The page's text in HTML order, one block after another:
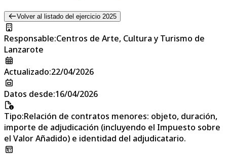
Volver al listado del ejercicio 2025
Responsable:Centros de Arte, Cultura y Turismo de
Lanzarote
Actualizado:22/04/2026
Datos desde:16/04/2026
Tipo:Relación de contratos menores: objeto, duración,
importe de adjudicación (incluyendo el Impuesto sobre
el Valor Añadido) e identidad del adjudicatario.